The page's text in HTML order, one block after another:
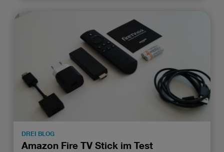
DREI BLOG
Amazon Fire TV Stick im Test